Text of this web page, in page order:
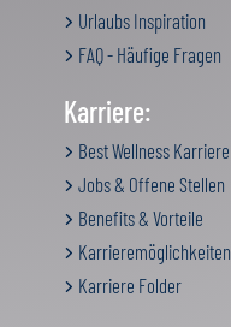
Urlaubs Inspiration
FAQ - Häufige Fragen
Karriere:
Best Wellness Karriere
Jobs & Offene Stellen
Benefits & Vorteile
Karrieremöglichkeiten
Karriere Folder